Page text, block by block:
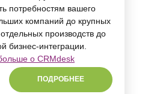
потребностям вашего
компаний до крупных
производств до
бизнес-интеграции.
о CRMdesk
ПОДРОБНЕЕ